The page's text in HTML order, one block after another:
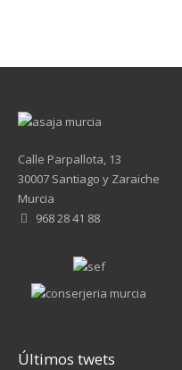
Calle Parpallota, 13
30007 Santiago y Zaraiche
Murcia
968 28 41 88
Últimos twets